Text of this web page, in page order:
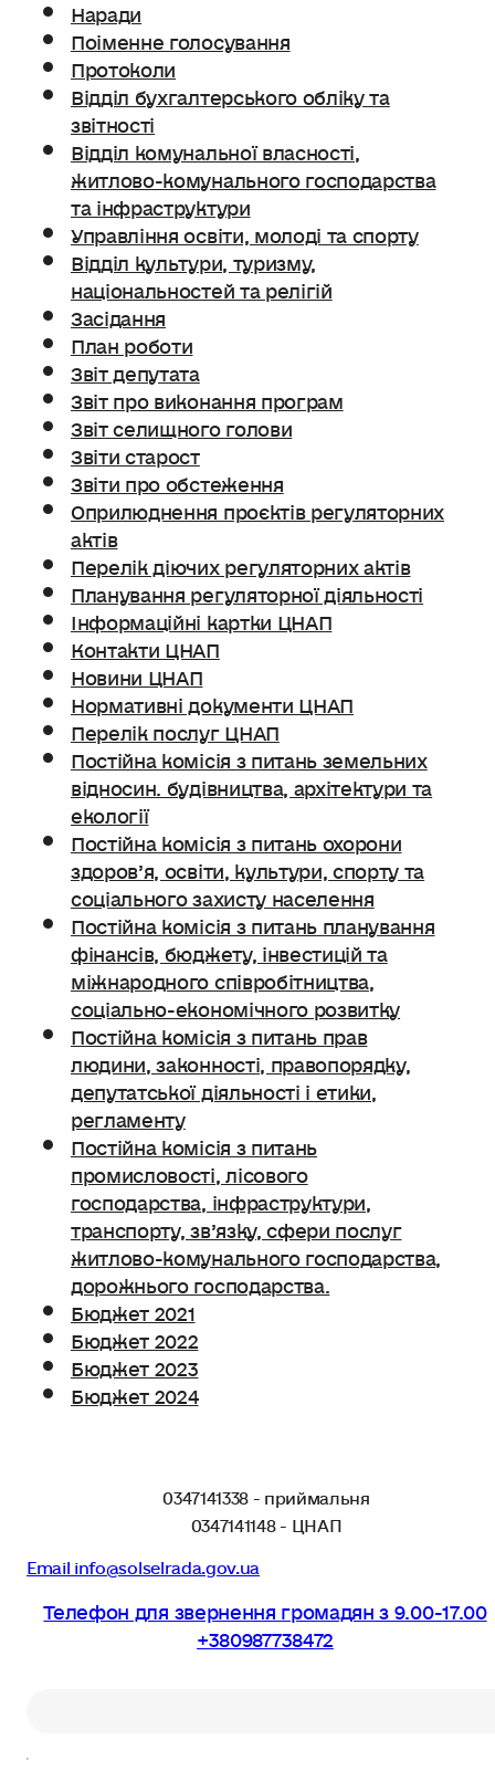
Наради
Поіменне голосування
Протоколи
Відділ бухгалтерського обліку та
звітності
Відділ комунальної власності,
житлово-комунального господарства
та інфраструктури
Управління освіти, молоді та спорту
Відділ культури, туризму,
національностей та релігій
Засідання
План роботи
Звіт депутата
Звіт про виконання програм
Звіт селищного голови
Звіти старост
Звіти про обстеження
Оприлюднення проєктів регуляторних
актів
Перелік діючих регуляторних актів
Планування регуляторної діяльності
Інформаційні картки ЦНАП
Контакти ЦНАП
Новини ЦНАП
Нормативні документи ЦНАП
Перелік послуг ЦНАП
Постійна комісія з питань земельних
відносин. будівництва, архітектури та
екології
Постійна комісія з питань охорони
здоров’я, освіти, культури, спорту та
соціального захисту населення
Постійна комісія з питань планування
фінансів, бюджету, інвестицій та
міжнародного співробітництва,
соціально-економічного розвитку
Постійна комісія з питань прав
людини, законності, правопорядку,
депутатської діяльності і етики,
регламенту
Постійна комісія з питань
промисловості, лісового
господарства, інфраструктури,
транспорту, зв’язку, сфери послуг
житлово-комунального господарства,
дорожнього господарства.
Бюджет 2021
Бюджет 2022
Бюджет 2023
Бюджет 2024
0347141338 - приймальня
0347141148 - ЦНАП
Email info@solselrada.gov.ua
Телефон для звернення громадян з 9.00-17.00
+380987738472